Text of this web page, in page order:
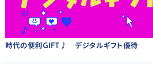
時代の便利GIFT♪ デジタルギフト優待